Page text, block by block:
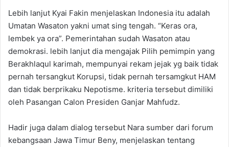
Lebih lanjut Kyai Fakin menjelaskan Indonesia itu adalah
Umatan Wasaton yakni umat sing tengah. “Keras ora,
lembek ya ora”. Pemerintahan sudah Wasaton atau
demokrasi. lebih lanjut dia mengajak Pilih pemimpin yang
Berakhlaqul karimah, mempunyai rekam jejak yg baik tidak
pernah tersangkut Korupsi, tidak pernah tersamgkut HAM
dan tidak berprikaku Nepotisme. kriteria tersebut dimiliki
oleh Pasangan Calon Presiden Ganjar Mahfudz.
Hadir juga dalam dialog tersebut Nara sumber dari forum
kebangsaan Jawa Timur Beny, menjelaskan tentang